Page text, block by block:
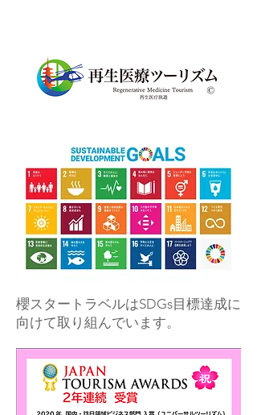
櫻スタートラベルはSDGs目標達成に
向けて取り組んでいます。